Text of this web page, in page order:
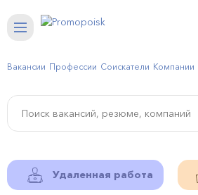
Вакансии Профессии Соискатели Компании
Удаленная работа